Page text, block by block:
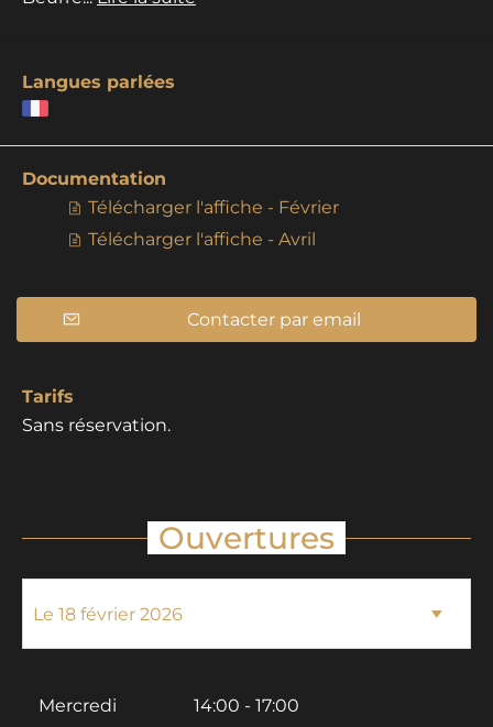
Langues parlées
Documentation
Télécharger l'affiche - Février
Télécharger l'affiche - Avril
Contacter par email
Tarifs
Sans réservation.
Ouvertures
Mercredi 14:00 - 17:00